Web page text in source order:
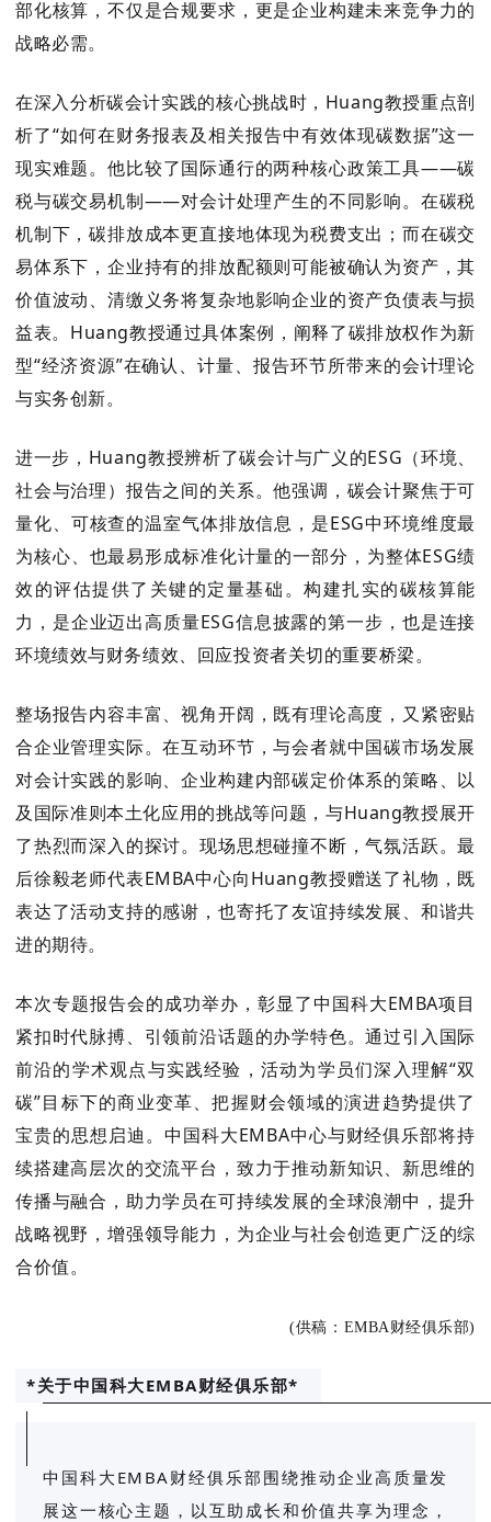
部化核算，不仅是合规要求，更是企业构建未来竞争力的
战略必需。
在深入分析碳会计实践的核心挑战时，Huang教授重点剖
析了“如何在财务报表及相关报告中有效体现碳数据”这一
现实难题。他比较了国际通行的两种核心政策工具——碳
税与碳交易机制——对会计处理产生的不同影响。在碳税
机制下，碳排放成本更直接地体现为税费支出；而在碳交
易体系下，企业持有的排放配额则可能被确认为资产，其
价值波动、清缴义务将复杂地影响企业的资产负债表与损
益表。Huang教授通过具体案例，阐释了碳排放权作为新
型“经济资源”在确认、计量、报告环节所带来的会计理论
与实务创新。
进一步，Huang教授辨析了碳会计与广义的ESG（环境、
社会与治理）报告之间的关系。他强调，碳会计聚焦于可
量化、可核查的温室气体排放信息，是ESG中环境维度最
为核心、也最易形成标准化计量的一部分，为整体ESG绩
效的评估提供了关键的定量基础。构建扎实的碳核算能
力，是企业迈出高质量ESG信息披露的第一步，也是连接
环境绩效与财务绩效、回应投资者关切的重要桥梁。
整场报告内容丰富、视角开阔，既有理论高度，又紧密贴
合企业管理实际。在互动环节，与会者就中国碳市场发展
对会计实践的影响、企业构建内部碳定价体系的策略、以
及国际准则本土化应用的挑战等问题，与Huang教授展开
了热烈而深入的探讨。现场思想碰撞不断，气氛活跃。最
后徐毅老师代表EMBA中心向Huang教授赠送了礼物，既
表达了活动支持的感谢，也寄托了友谊持续发展、和谐共
进的期待。
本次专题报告会的成功举办，彰显了中国科大EMBA项目
紧扣时代脉搏、引领前沿话题的办学特色。通过引入国际
前沿的学术观点与实践经验，活动为学员们深入理解“双
碳”目标下的商业变革、把握财会领域的演进趋势提供了
宝贵的思想启迪。中国科大EMBA中心与财经俱乐部将持
续搭建高层次的交流平台，致力于推动新知识、新思维的
传播与融合，助力学员在可持续发展的全球浪潮中，提升
战略视野，增强领导能力，为企业与社会创造更广泛的综
合价值。
(供稿：EMBA财经俱乐部)
*关于中国科大EMBA财经俱乐部*
中国科大EMBA财经俱乐部围绕推动企业高质量发
展这一核心主题，以互助成长和价值共享为理念，